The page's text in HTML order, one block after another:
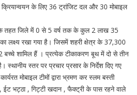
के लिए 36 ट्रांजिट दल और 30 मोबाइल
के तहत जिले में 0 से 5 वर्ष तक के कुल 2 लाख 35
लक्ष्य रखा गया है। जिसमें शहरी क्षेत्र के 37,300
बच्चे शामिल हैं । प्रत्येक टीकाकरण बूथ में दो से तीन
स्थानीय स्तर पर प्रचार प्रसार के निर्देश दिए गए
मोबाइल टीमों द्वारा भ्रमण कर स्लम बस्ती
भट्ठा , गिट्टी खदान , फैक्ट्री के पास रहने वाले